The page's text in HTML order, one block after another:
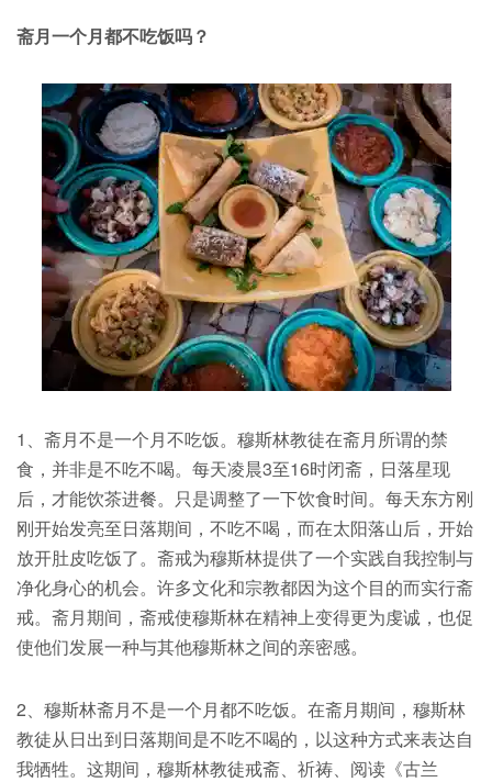
斋月一个月都不吃饭吗？
1、斋月不是一个月不吃饭。穆斯林教徒在斋月所谓的禁
食，并非是不吃不喝。每天凌晨3至16时闭斋，日落星现
后，才能饮茶进餐。只是调整了一下饮食时间。每天东方刚
刚开始发亮至日落期间，不吃不喝，而在太阳落山后，开始
放开肚皮吃饭了。斋戒为穆斯林提供了一个实践自我控制与
净化身心的机会。许多文化和宗教都因为这个目的而实行斋
戒。斋月期间，斋戒使穆斯林在精神上变得更为虔诚，也促
使他们发展一种与其他穆斯林之间的亲密感。
2、穆斯林斋月不是一个月都不吃饭。在斋月期间，穆斯林
教徒从日出到日落期间是不吃不喝的，以这种方式来表达自
我牺牲。这期间，穆斯林教徒戒斋、祈祷、阅读《古兰